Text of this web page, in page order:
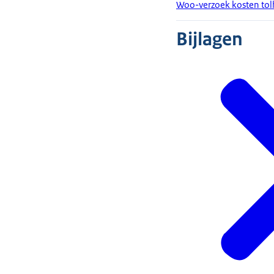
Woo-verzoek kosten
Bijlagen